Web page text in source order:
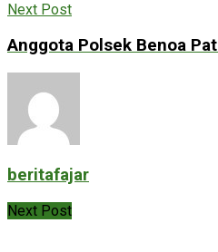
Next Post
Anggota Polsek Benoa
beritafajar
Next Post